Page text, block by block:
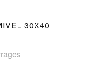
30X40